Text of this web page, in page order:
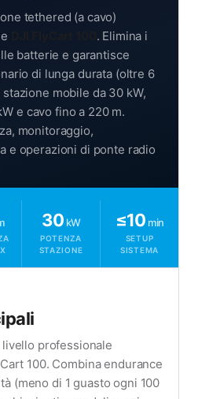
tethered (a cavo)
. Elimina i
batterie e garantisce
di lunga durata (oltre 6
mobile da 30 kW,
e cavo fino a 220 m.
monitoraggio,
e operazioni di ponte radio
30 kW
POTENZA
STAZIONE
≤10 min
SETUP
SISTEMA
professionale
100. Combina endurance
(meno di 1 guasto ogni 100